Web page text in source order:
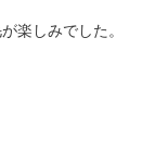
楽しみでした。